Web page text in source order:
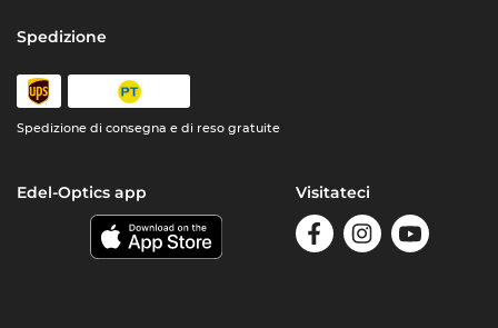
Spedizione
Spedizione di consegna e di reso gratuite
Edel-Optics app Visitateci